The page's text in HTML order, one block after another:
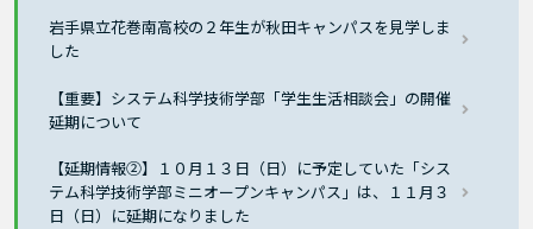
岩手県立花巻南高校の２年生が秋田キャンパスを見学しま
した
【重要】システム科学技術学部「学生生活相談会」の開催
延期について
【延期情報②】１０月１３日（日）に予定していた「シス
テム科学技術学部ミニオープンキャンパス」は、１１月３
日（日）に延期になりました